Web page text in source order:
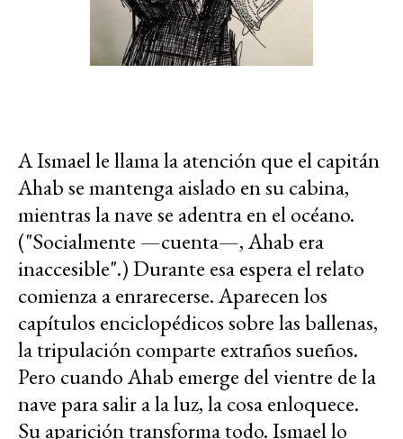
A Ismael le llama la atención que el capitán
Ahab se mantenga aislado en su cabina,
mientras la nave se adentra en el océano.
("Socialmente —cuenta—, Ahab era
inaccesible".) Durante esa espera el relato
comienza a enrarecerse. Aparecen los
capítulos enciclopédicos sobre las ballenas,
la tripulación comparte extraños sueños.
Pero cuando Ahab emerge del vientre de la
nave para salir a la luz, la cosa enloquece.
Su aparición transforma todo. Ismael lo